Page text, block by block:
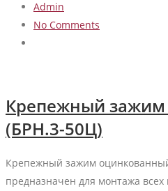
Admin
No Comments
Крепежный зажим
(БРН.3-50Ц)
Крепежный зажим
предназначен для монтажа всех